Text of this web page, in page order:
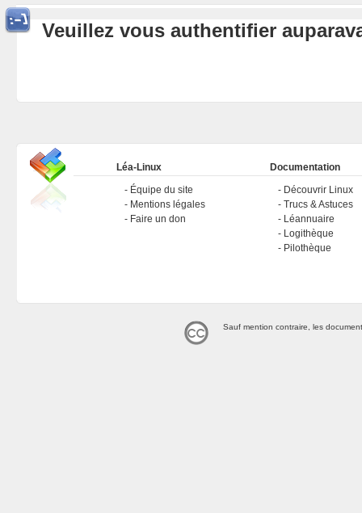
Veuillez vous authentifier
Léa-Linux
Équipe du site
Mentions légales
Faire un don
Documentation
Découvrir Linux
Trucs & Astuces
Léannuaire
Logithèque
Pilothèque
Sauf mention contraire, les